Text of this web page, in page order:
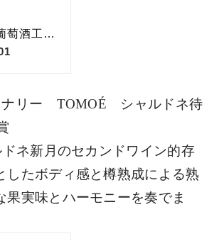
ナリー TOMOÉ シャルドネ待
ドネ新月のセカンドワイン的存
したボディ感と樽熟成による熟
果実味とハーモニーを奏でま